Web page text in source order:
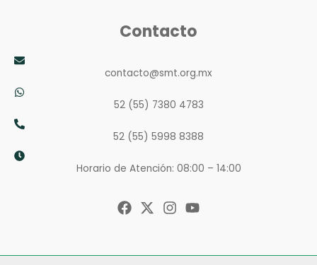
Contacto
contacto@smt.org.mx
52 (55) 7380 4783
52 (55) 5998 8388
Horario de Atención: 08:00 – 14:00